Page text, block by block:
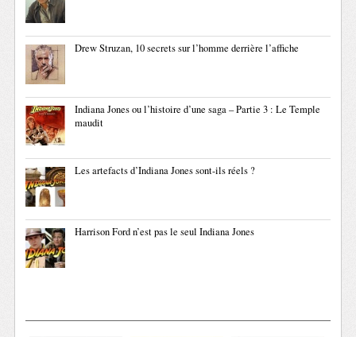
Drew Struzan, 10 secrets sur l’homme derrière l’affiche
Indiana Jones ou l’histoire d’une saga – Partie 3 : Le Temple
maudit
Les artefacts d’Indiana Jones sont-ils réels ?
Harrison Ford n’est pas le seul Indiana Jones